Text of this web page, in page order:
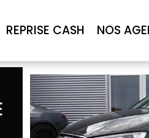
REPRISE CASH NOS